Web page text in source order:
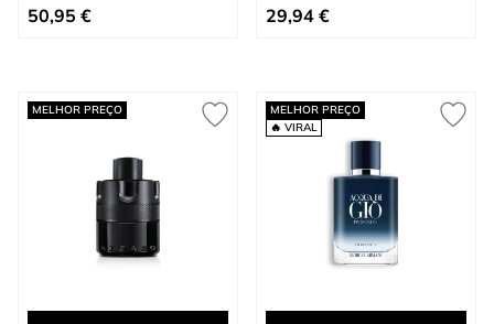
Tão baixo quanto
50,95 €
Tão baixo quanto
29,94 €
MELHOR PREÇO
MELHOR PREÇO
🔥 VIRAL